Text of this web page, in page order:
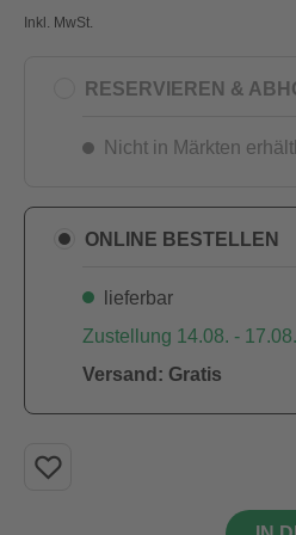
Inkl. MwSt.
RESERVIEREN &
Nicht in Märkten
ONLINE BESTELLEN
lieferbar
Zustellung 14.08. - 17.08.
Versand: Gratis